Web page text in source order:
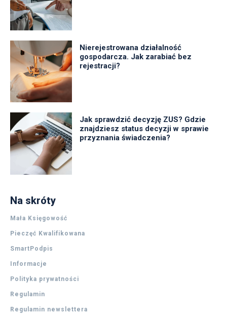
Nierejestrowana działalność
gospodarcza. Jak zarabiać bez
rejestracji?
Jak sprawdzić decyzję ZUS? Gdzie
znajdziesz status decyzji w sprawie
przyznania świadczenia?
Na skróty
Mała Księgowość
Pieczęć Kwalifikowana
SmartPodpis
Informacje
Polityka prywatności
Regulamin
Regulamin newslettera